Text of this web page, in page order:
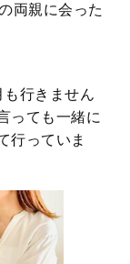
両親に会った
も行きません
っても一緒に
行っていま